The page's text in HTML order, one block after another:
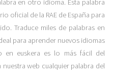
en otro idioma. Ésta palabra
oficial de la RAE de España para
Traduce miles de palabras en
para aprender nuevos idiomas
en euskera es lo más fácil del
web cualquier palabra del